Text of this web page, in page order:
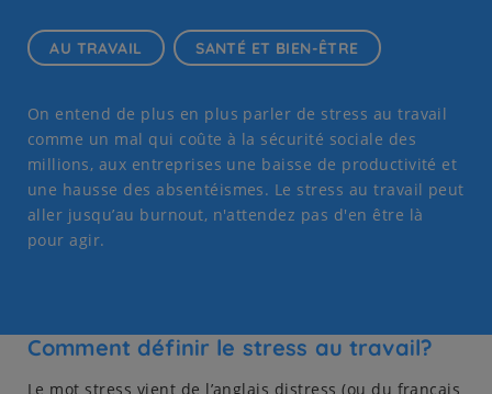
AU TRAVAIL SANTÉ ET BIEN-ÊTRE
On entend de plus en plus parler de stress au travail
comme un mal qui coûte à la sécurité sociale des
millions, aux entreprises une baisse de productivité et
une hausse des absentéismes. Le stress au travail peut
aller jusqu’au burnout, n'attendez pas d'en être là
pour agir.
Comment définir le stress au travail?
Le mot stress vient de l’anglais distress (ou du français